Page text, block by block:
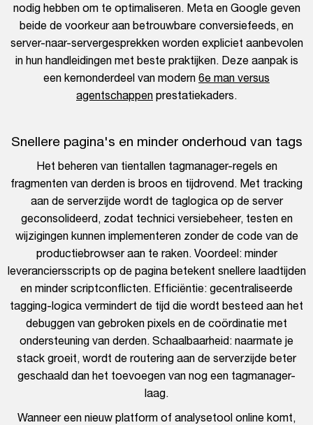
nodig hebben om te optimaliseren. Meta en Google geven
beide de voorkeur aan betrouwbare conversiefeeds, en
server-naar-servergesprekken worden expliciet aanbevolen
in hun handleidingen met beste praktijken. Deze aanpak is
een kernonderdeel van modern 6e man versus
agentschappen prestatiekaders.
Snellere pagina's en minder onderhoud van tags
Het beheren van tientallen tagmanager-regels en
fragmenten van derden is broos en tijdrovend. Met tracking
aan de serverzijde wordt de taglogica op de server
geconsolideerd, zodat technici versiebeheer, testen en
wijzigingen kunnen implementeren zonder de code van de
productiebrowser aan te raken. Voordeel: minder
leveranciersscripts op de pagina betekent snellere laadtijden
en minder scriptconflicten. Efficiëntie: gecentraliseerde
tagging-logica vermindert de tijd die wordt besteed aan het
debuggen van gebroken pixels en de coördinatie met
ondersteuning van derden. Schaalbaarheid: naarmate je
stack groeit, wordt de routering aan de serverzijde beter
geschaald dan het toevoegen van nog een tagmanager-
laag.
Wanneer een nieuw platform of analysetool online komt,